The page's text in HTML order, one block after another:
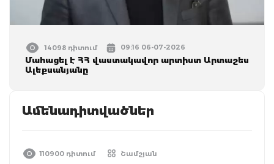
14098 դիտում 09:16 06-07-2026
Մահացել է ՀՀ վաստակավոր արտիստ Արտաշես
Ալեքսանյանը
Ամենադիտվածներ
110900 դիտում Շամշյան